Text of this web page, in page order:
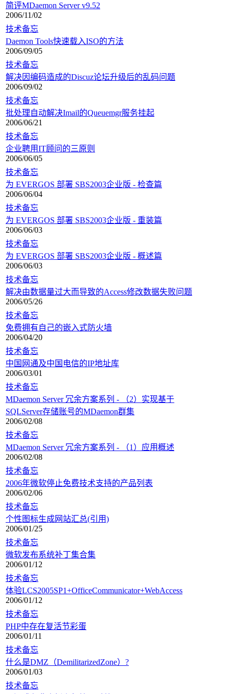
简评MDaemon Server v9.52
2006/11/02
技术备忘
Daemon Tools快速载入ISO的方法
2006/09/05
技术备忘
解决因编码造成的Discuz论坛升级后的乱码问题
2006/09/02
技术备忘
批处理自动解决Imail的Queuemgr服务挂起
2006/06/21
技术备忘
企业聘用IT顾问的三原则
2006/06/05
技术备忘
为 EVERGOS 部署 SBS2003企业版 - 检查篇
2006/06/04
技术备忘
为 EVERGOS 部署 SBS2003企业版 - 重装篇
2006/06/03
技术备忘
为 EVERGOS 部署 SBS2003企业版 - 概述篇
2006/06/03
技术备忘
解决由数据量过大而导致的Access修改数据失败问题
2006/05/26
技术备忘
免费拥有自己的嵌入式防火墙
2006/04/20
技术备忘
中国网通及中国电信的IP地址库
2006/03/01
技术备忘
MDaemon Server 冗余方案系列 - （2）实现基于
SQLServer存储账号的MDaemon群集
2006/02/08
技术备忘
MDaemon Server 冗余方案系列 - （1）应用概述
2006/02/08
技术备忘
2006年微软停止免费技术支持的产品列表
2006/02/06
技术备忘
个性图标生成网站汇总(引用)
2006/01/25
技术备忘
微软发布系统补丁集合集
2006/01/12
技术备忘
体验LCS2005SP1+OfficeCommunicator+WebAccess
2006/01/12
技术备忘
PHP中存在复活节彩蛋
2006/01/11
技术备忘
什么是DMZ（DemilitarizedZone）?
2006/01/03
技术备忘